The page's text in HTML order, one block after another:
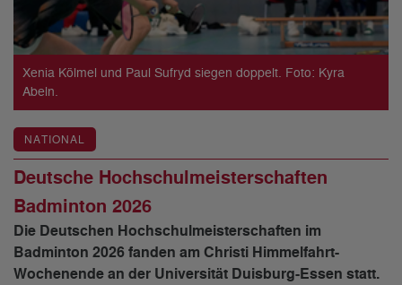
Xenia Kölmel und Paul Sufryd siegen doppelt. Foto: Kyra
Abeln.
NATIONAL
Deutsche Hochschulmeisterschaften
Badminton 2026
Die Deutschen Hochschulmeisterschaften im
Badminton 2026 fanden am Christi Himmelfahrt-
Wochenende an der Universität Duisburg-Essen statt.